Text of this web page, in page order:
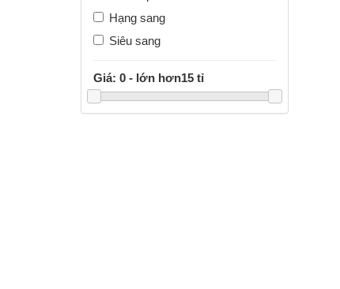
Hạng sang
Siêu sang
Giá: 0 - lớn hơn15 tỉ